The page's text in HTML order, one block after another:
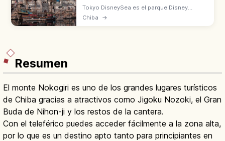
Tokyo DisneySea es el parque Disney
inspirado en el mar, abierto en 2001 en
Chiba →
Resumen
El monte Nokogiri es uno de los grandes lugares turísticos
de Chiba gracias a atractivos como Jigoku Nozoki, el Gran
Buda de Nihon-ji y los restos de la cantera.
Con el teleférico puedes acceder fácilmente a la zona alta,
por lo que es un destino apto tanto para principiantes en